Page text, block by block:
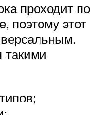
проходит по
поэтому этот
такими